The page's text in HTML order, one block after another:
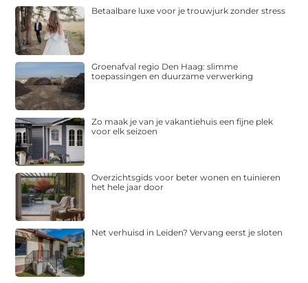
Betaalbare luxe voor je trouwjurk zonder stress
Groenafval regio Den Haag: slimme
toepassingen en duurzame verwerking
Zo maak je van je vakantiehuis een fijne plek
voor elk seizoen
Overzichtsgids voor beter wonen en tuinieren
het hele jaar door
Net verhuisd in Leiden? Vervang eerst je sloten